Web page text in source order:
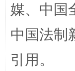
媒、中国
中国法制
引用。